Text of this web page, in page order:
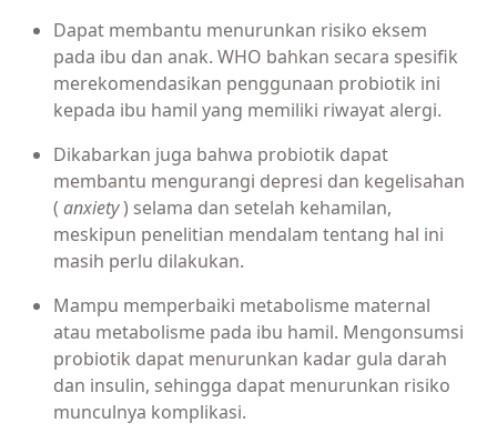
Dapat membantu menurunkan risiko eksem
pada ibu dan anak. WHO bahkan secara spesifik
merekomendasikan penggunaan probiotik ini
kepada ibu hamil yang memiliki riwayat alergi.
Dikabarkan juga bahwa probiotik dapat
membantu mengurangi depresi dan kegelisahan
( anxiety) selama dan setelah kehamilan,
meskipun penelitian mendalam tentang hal ini
masih perlu dilakukan.
Mampu memperbaiki metabolisme maternal
atau metabolisme pada ibu hamil. Mengonsumsi
probiotik dapat menurunkan kadar gula darah
dan insulin, sehingga dapat menurunkan risiko
munculnya komplikasi.